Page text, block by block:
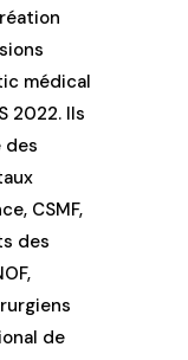
médical
2022. Ils
des
CSMF,
des
de